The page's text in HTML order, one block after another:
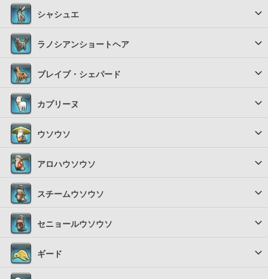
シャシュエ
ラノシアンショートヘア
ブレイブ・シェパード
カプリーヌ
ウソウソ
アロハウソウソ
スチームウソウソ
セニョールウソウソ
ギード